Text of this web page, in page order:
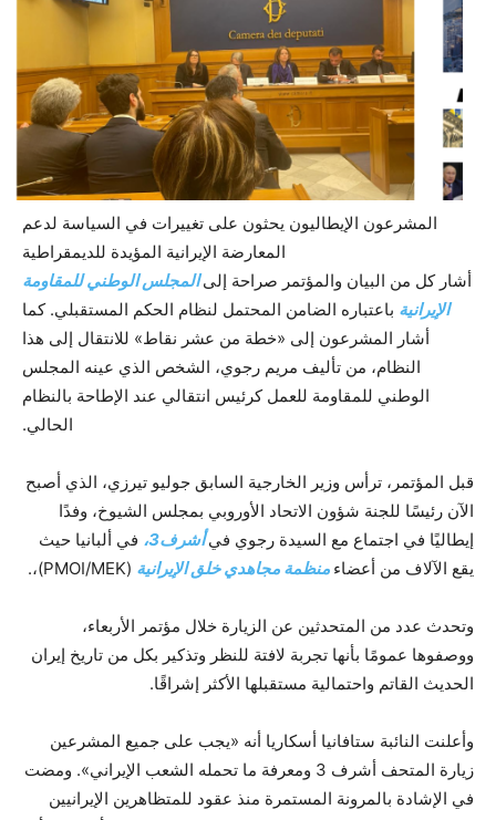
المشرعون الإيطاليون يحثون على تغييرات في السياسة لدعم
المعارضة الإيرانية المؤيدة للديمقراطية
أشار كل من البيان والمؤتمر صراحة إلىالمجلس الوطني للمقاومة
الإيرانية باعتباره الضامن المحتمل لنظام الحكم المستقبلي. كما
أشار المشرعون إلى «خطة من عشر نقاط» للانتقال إلى هذا
النظام، من تأليف مريم رجوي، الشخص الذي عينه المجلس
الوطني للمقاومة للعمل كرئيس انتقالي عند الإطاحة بالنظام
الحالي.
قبل المؤتمر، ترأس وزير الخارجية السابق جوليو تيرزي، الذي أصبح
الآن رئيسًا للجنة شؤون الاتحاد الأوروبي بمجلس الشيوخ، وفدًا
إيطاليًا في اجتماع مع السيدة رجوي فيأشرف3،
في ألبانيا حيث
يقع الآلاف من أعضاء منظمة مجاهدي خلق الإيرانية (PMOI/MEK)،.
وتحدث عدد من المتحدثين عن الزيارة خلال مؤتمر الأربعاء،
ووصفوها عمومًا بأنها تجربة لافتة للنظر وتذكير بكل من تاريخ إيران
الحديث القاتم واحتمالية مستقبلها الأكثر إشراقًا.
وأعلنت النائبة ستافانيا أسكاريا أنه «يجب على جميع المشرعين
زيارة المتحف أشرف 3 ومعرفة ما تحمله الشعب الإيراني». ومضت
في الإشادة بالمرونة المستمرة منذ عقود للمتظاهرين الإيرانيين